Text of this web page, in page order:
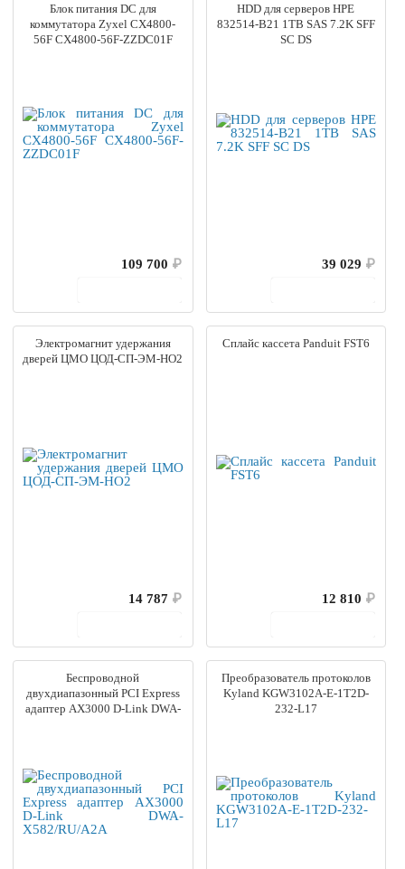
Блок питания DC для
коммутатора Zyxel CX4800-
56F CX4800-56F-ZZDC01F
109 700 ₽
HDD для серверов HPE
832514-B21 1TB SAS 7.2K SFF
SC DS
39 029 ₽
Электромагнит удержания
дверей ЦМО ЦОД-СП-ЭМ-НО2
14 787 ₽
Сплайс кассета Panduit FST6
12 810 ₽
Беспроводной
двухдиапазонный PCI Express
адаптер AX3000 D-Link DWA-
Преобразователь протоколов
Kyland KGW3102A-E-1T2D-
232-L17